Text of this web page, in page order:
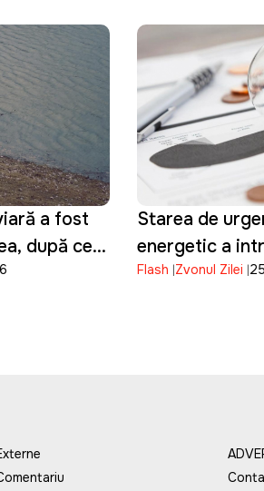
a fost
după ce
Starea de
energetic a
Flash Zvonul Zilei